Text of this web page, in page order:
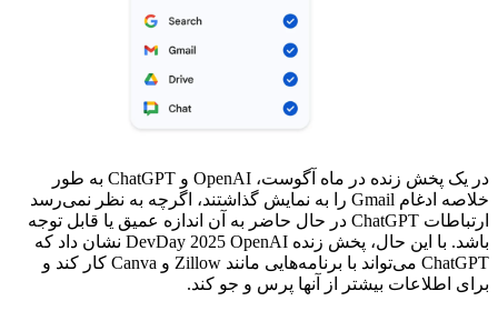
در یک پخش زنده در ماه آگوست، OpenAI و ChatGPT به طور
خلاصه ادغام Gmail را به نمایش گذاشتند، اگرچه به نظر نمی‌رسد
ارتباطات ChatGPT در حال حاضر به آن اندازه عمیق یا قابل توجه
باشد. با این حال، پخش زنده DevDay 2025 OpenAI نشان داد که
ChatGPT می‌تواند با برنامه‌هایی مانند Zillow و Canva کار کند و
برای اطلاعات بیشتر از آنها پرس و جو کند.